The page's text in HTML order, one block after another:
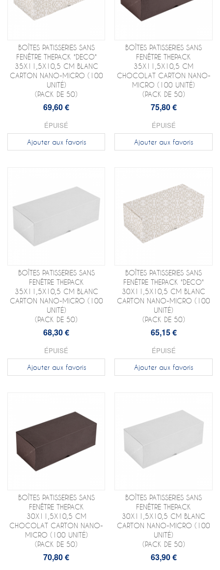
BOÎTES PATISSERIES SANS
FENÊTRE THEPACK "DECO"
35X11,5X10,5 CM BLANC
CARTON NANO-MICRO (100
UNITÉ)
(PACK DE 50)
69,60 €
ÉPUISÉ
Ajouter aux favoris
BOÎTES PATISSERIES SANS
FENÊTRE THEPACK
35X11,5X10,5 CM
CHOCOLAT CARTON NANO-
MICRO (100 UNITÉ)
(PACK DE 50)
75,80 €
ÉPUISÉ
Ajouter aux favoris
BOÎTES PATISSERIES SANS
FENÊTRE THEPACK
35X11,5X10,5 CM BLANC
CARTON NANO-MICRO (100
UNITÉ)
(PACK DE 50)
68,30 €
ÉPUISÉ
Ajouter aux favoris
BOÎTES PATISSERIES SANS
FENÊTRE THEPACK "DECO"
30X11,5X10,5 CM BLANC
CARTON NANO-MICRO (100
UNITÉ)
(PACK DE 50)
65,15 €
ÉPUISÉ
Ajouter aux favoris
BOÎTES PATISSERIES SANS
FENÊTRE THEPACK
30X11,5X10,5 CM
CHOCOLAT CARTON NANO-
MICRO (100 UNITÉ)
(PACK DE 50)
70,80 €
BOÎTES PATISSERIES SANS
FENÊTRE THEPACK
30X11,5X10,5 CM BLANC
CARTON NANO-MICRO (100
UNITÉ)
(PACK DE 50)
63,90 €